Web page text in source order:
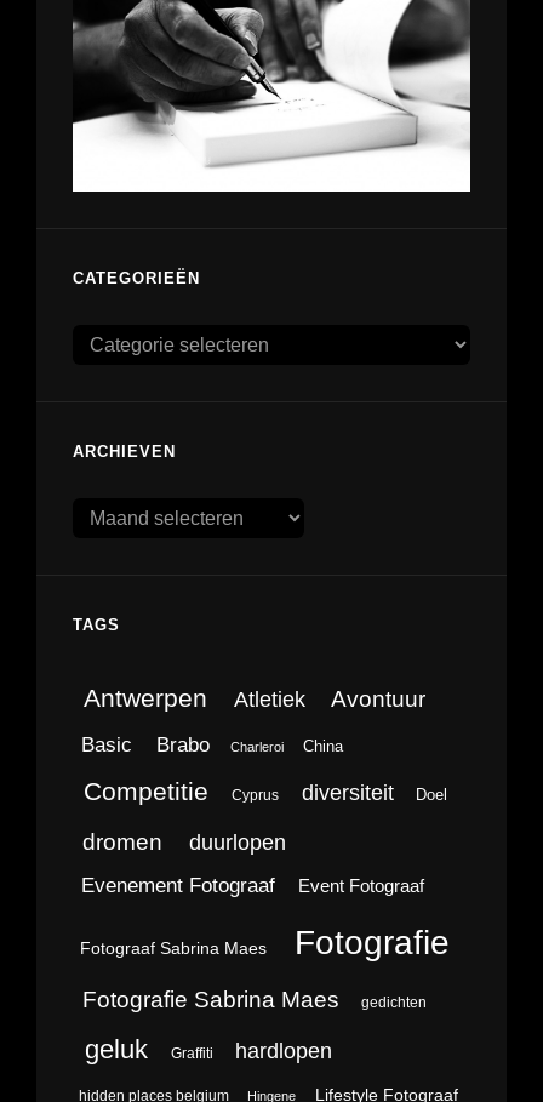
CATEGORIEËN
Categorieën
ARCHIEVEN
Archieven
TAGS
Antwerpen Atletiek Avontuur
Basic Brabo Charleroi China
Competitie Cyprus diversiteit Doel
dromen duurlopen
Evenement Fotograaf Event Fotograaf
Fotograaf Sabrina Maes Fotografie
Fotografie Sabrina Maes gedichten
geluk Graffiti hardlopen
hidden places belgium Hingene Lifestyle Fotograaf